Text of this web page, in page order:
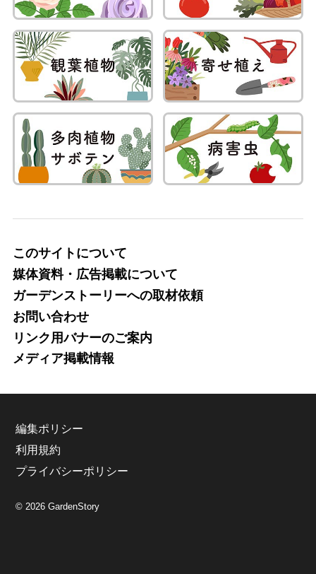
このサイトについて
媒体資料・広告掲載について
ガーデンストーリーへの取材依頼
お問い合わせ
リンク用バナーのご案内
メディア掲載情報
編集ポリシー
利用規約
プライバシーポリシー
© 2026 GardenStory